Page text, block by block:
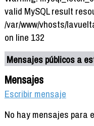
valid MySQL result
/var/www/vhosts/
on line 132
Mensajes públicos a
Mensajes
Escribir mensaje
No hay mensajes para